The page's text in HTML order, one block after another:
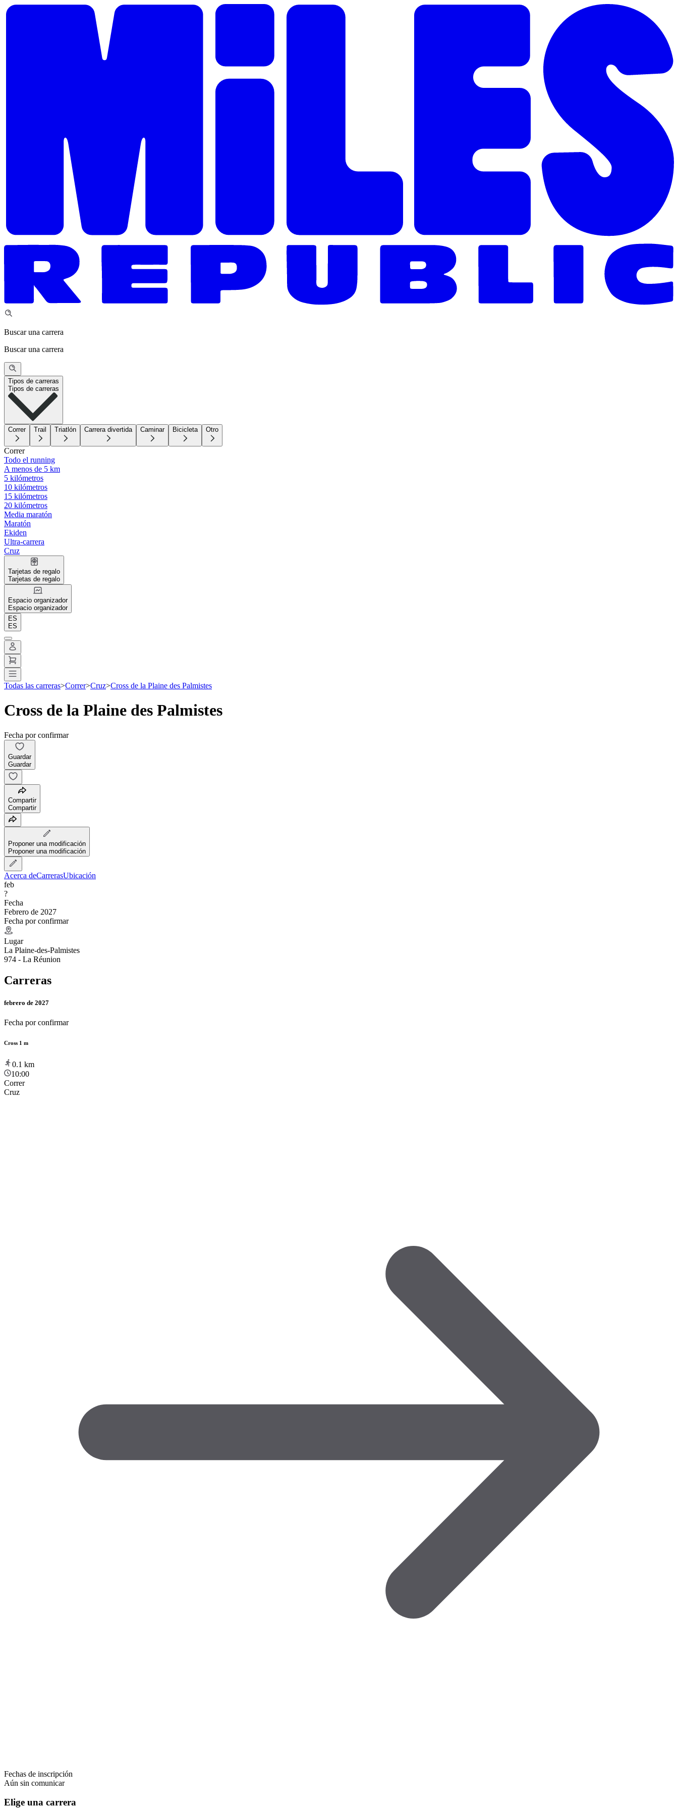
Buscar una carrera
Buscar una carrera
Tipos de carreras
Tipos de carreras
Correr Trail Triatlón Carrera divertida Caminar Bicicleta Otro
Correr
Todo el running
A menos de 5 km
5 kilómetros
10 kilómetros
15 kilómetros
20 kilómetros
Media maratón
Maratón
Ekiden
Ultra-carrera
Cruz
Tarjetas de regalo
Tarjetas de regalo
Espacio organizador
Espacio organizador
ES
ES
Todas las carreras>Correr>Cruz>Cross de la Plaine des Palmistes
Cross de la Plaine des Palmistes
Fecha por confirmar
Guardar
Guardar
Compartir
Compartir
Proponer una modificación
Proponer una modificación
Acerca deCarrerasUbicación
feb
?
Fecha
Febrero de 2027
Fecha por confirmar
Lugar
La Plaine-des-Palmistes
974 - La Réunion
Carreras
febrero de 2027
Fecha por confirmar
Cross 1 m
0.1 km
10:00
Correr
Cruz
Fechas de inscripción
Aún sin comunicar
Elige una carrera